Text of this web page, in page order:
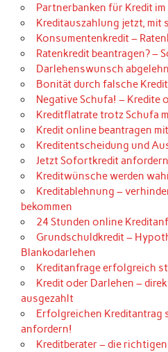
Partnerbanken für Kredit
Kreditauszahlung jetzt,
Konsumentenkredit –
Ratenkredit beantragen? –
Darlehenswunsch
Bonität durch falsche
Negative Schufa! – Kredite
Kreditflatrate trotz Schufa
Kredit online beantragen
Kreditentscheidung und
Jetzt Sofortkredit
Kreditwünsche werden
Kreditablehnung –
bekommen
24 Stunden online
Grundschuldkredit –
Blankodarlehen
Kreditanfrage erfolgreich
Kredit oder Darlehen –
ausgezahlt
Erfolgreichen Kreditantrag
anfordern!
Kreditberater – die